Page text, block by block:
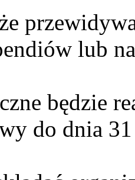
lub
będzie
do dnia